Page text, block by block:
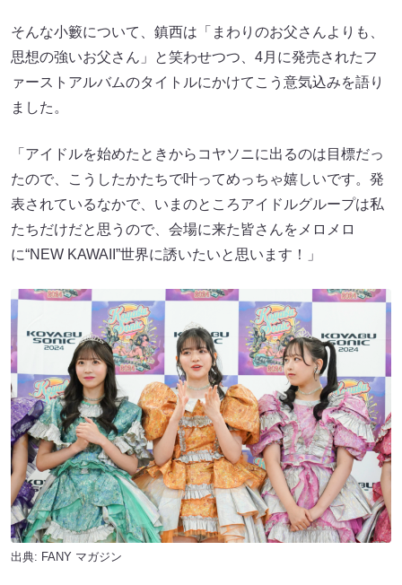
そんな小籔について、鎮西は「まわりのお父さんよりも、
思想の強いお父さん」と笑わせつつ、4月に発売されたフ
ァーストアルバムのタイトルにかけてこう意気込みを語り
ました。
「アイドルを始めたときからコヤソニに出るのは目標だっ
たので、こうしたかたちで叶ってめっちゃ嬉しいです。発
表されているなかで、いまのところアイドルグループは私
たちだけだと思うので、会場に来た皆さんをメロメロ
に“NEW KAWAII”世界に誘いたいと思います！」
出典: FANY マガジン